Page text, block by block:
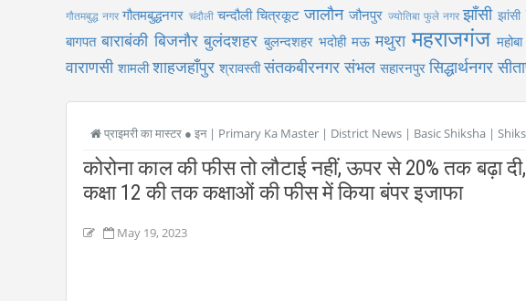
गौतमबुद्ध नगर गौतमबुद्धनगर चंदौली चन्दौली चित्रकूट जालौन जौनपुर ज्योतिबा फुले नगर झाँसी झांसी
बागपत बाराबंकी बिजनौर बुलंदशहर बुलन्दशहर भदोही मऊ मथुरा महराजगंज महोबा
वाराणसी शामली शाहजहाँपुर श्रावस्ती संतकबीरनगर संभल सहारनपुर सिद्धार्थनगर
प्राइमरी का मास्टर ● इन | Primary Ka Master | District News | Basic Shiksha |
कोरोना काल की फीस तो लौटाई नहीं, ऊपर से 20% तक बढ़ा
कक्षा 12 की तक कक्षाओं की फीस में किया बंपर इजाफा
May 19, 2023